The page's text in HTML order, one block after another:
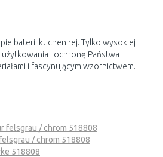
baterii kuchennej. Tylko wysokiej
i ochronę Państwa
i fascynującym wzornictwem.
felsgrau / chrom 518808
/ chrom 518808
518808